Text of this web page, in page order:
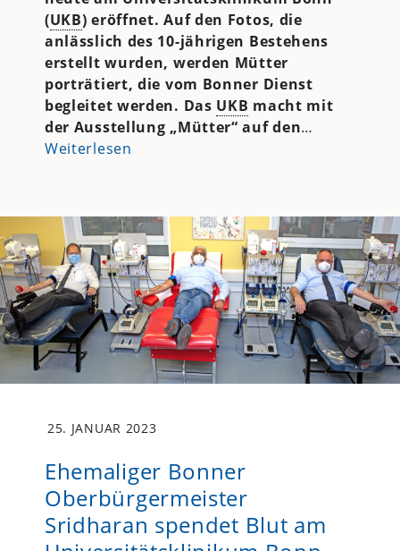
(UKB) eröffnet. Auf den Fotos, die
anlässlich des 10-jährigen Bestehens
erstellt wurden, werden Mütter
porträtiert, die vom Bonner Dienst
begleitet werden. Das UKB macht mit
der Ausstellung „Mütter“ auf den…
Weiterlesen
25. JANUAR 2023
Ehemaliger Bonner
Oberbürgermeister
Sridharan spendet Blut am